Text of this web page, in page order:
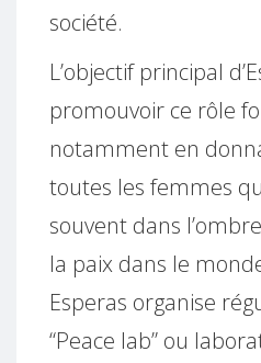
société.
L’objectif principal
promouvoir ce rôle
notamment en
toutes les femmes
souvent dans
la paix dans le
Esperas organise
“Peace lab” ou